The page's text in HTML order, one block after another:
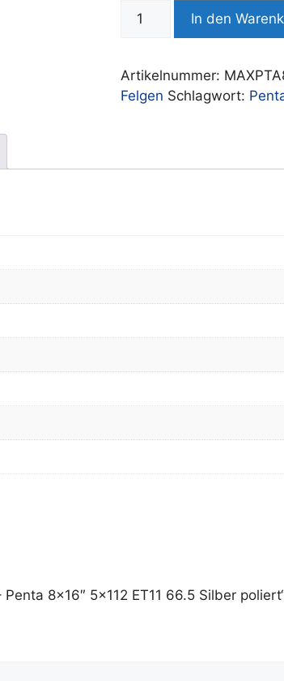
CLASSIC
Penta
8x16"
Silber
In den
Artikelnummer:
Felgen Schlagwort:
8×16″ 5×112 ET11 66.5 Silber